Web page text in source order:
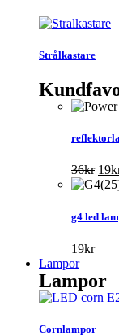
Strålkastare
36kr Det
var:
19
g4 led
19kr
Lampor
Lampor
Cornlampor